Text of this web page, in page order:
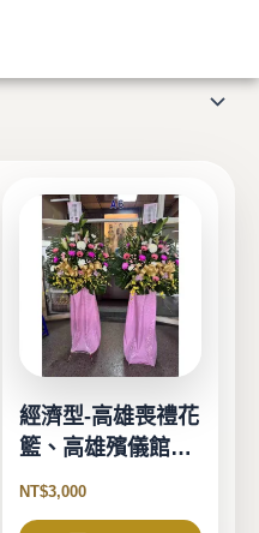
序：
低
經濟型-高雄喪禮花
籃、高雄殯儀館花
籃
NT$3,000